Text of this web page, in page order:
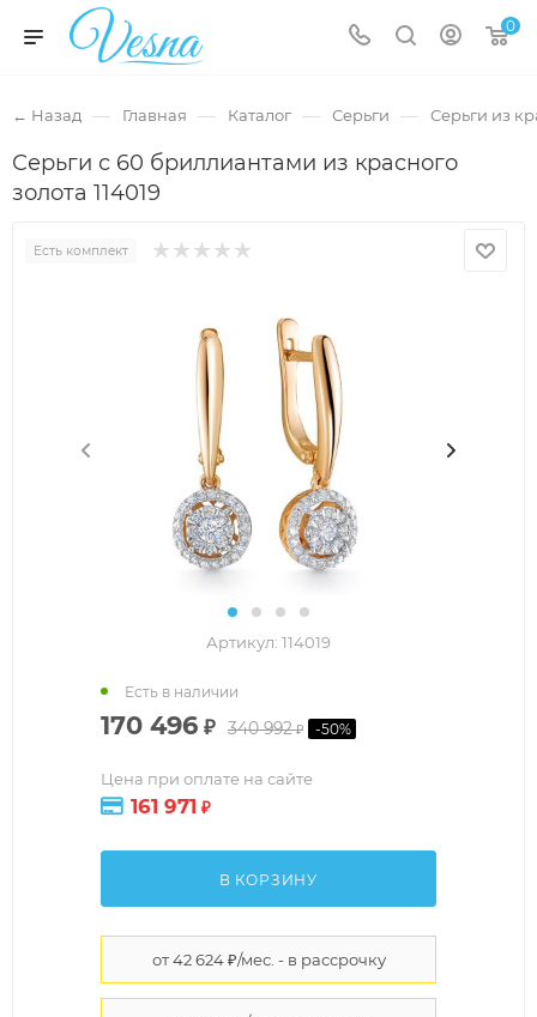
0
← Назад — Главная — Каталог — Серьги — Серьги из
Серьги с 60 бриллиантами из красного
золота 114019
Есть комплект
Артикул: 114019
170 496 ₽ 340 992₽ -50%
Цена при оплате на сайте
161 971 ₽
Есть в наличии
В КОРЗИНУ